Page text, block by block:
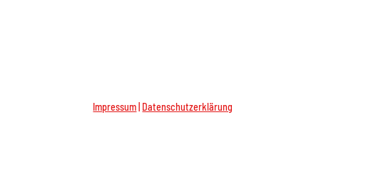
Impressum Datenschutzerklärung